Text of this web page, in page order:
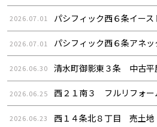
2026.07.01 パシフィック西６条イー
2026.07.01 パシフィック西６条アネ
2026.06.30 清水町御影東３条 中古平
2026.06.25 西２１南３ フルリフォー
2026.06.23 西１４条北８丁目 売土地